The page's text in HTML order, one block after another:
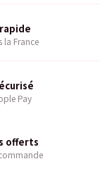
la France
Pay
offerts